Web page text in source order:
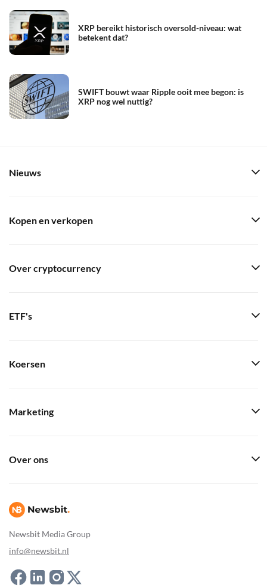
XRP bereikt historisch oversold-niveau: wat
betekent dat?
SWIFT bouwt waar Ripple ooit mee begon: is
XRP nog wel nuttig?
Newsbit Media Group
info@newsbit.nl
Nieuws
Kopen en verkopen
Over cryptocurrency
ETF's
Koersen
Marketing
Over ons